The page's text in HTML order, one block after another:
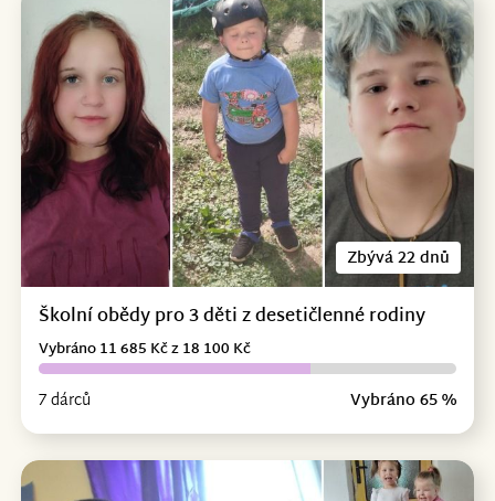
Zbývá 22 dnů
Školní obědy pro 3 děti z desetičlenné rodiny
7 dárců Vybráno 65 %
Vybráno 11 685 Kč z 18 100 Kč